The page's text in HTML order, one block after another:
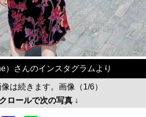
）さんのインスタグラムより
は続きます。画像（1/6）
ロールで次の写真 ↓